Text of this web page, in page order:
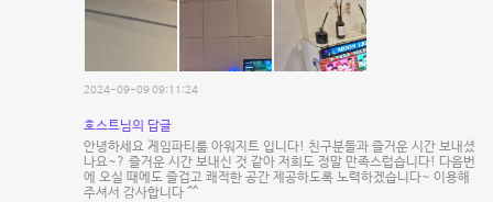
2024-09-09 09:11:24
호스트님의 답글
안녕하세요 게임파티룸 아워지트 입니다! 친구분들과 즐거운 시간 보내셨
나요~? 즐거운 시간 보내신 것 같아 저희도 정말 만족스럽습니다! 다음번
에 오실 때에도 즐겁고 쾌적한 공간 제공하도록 노력하겠습니다~ 이용해
주셔서 감사합니다 ^^